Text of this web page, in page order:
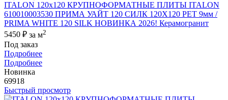
ITALON 120x120 КРУПНОФОРМАТНЫЕ ПЛИТЫ ITALON
610010003530 ПРИМА УАЙТ 120 СИЛК 120Х120 РЕТ 9мм /
PRIMA WHITE 120 SILK НОВИНКА 2026! Керамогранит
5450 ₽ за м2
Под заказ
Подробнее
Подробнее
Новинка
69918
Быстрый просмотр